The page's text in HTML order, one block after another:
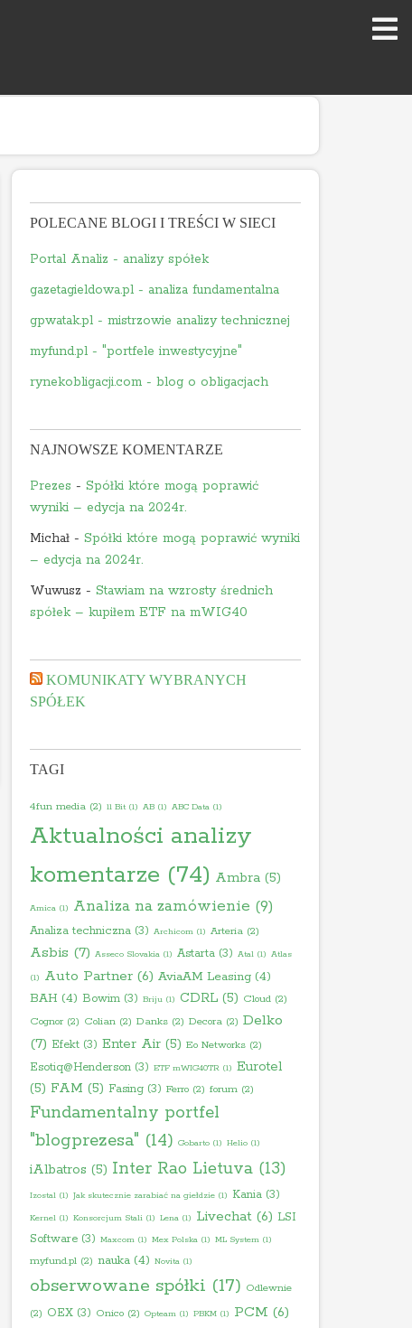
POLECANE BLOGI I TREŚCI W SIECI
Portal Analiz - analizy spółek
gazetagieldowa.pl - analiza fundamentalna
gpwatak.pl - mistrzowie analizy technicznej
myfund.pl - "portfele inwestycyjne"
rynekobligacji.com - blog o obligacjach
NAJNOWSZE KOMENTARZE
Prezes - Spółki które mogą poprawić
wyniki – edycja na 2024r.
Michał - Spółki które mogą poprawić wyniki
– edycja na 2024r.
Wuwusz - Stawiam na wzrosty średnich
spółek – kupiłem ETF na mWIG40
KOMUNIKATY WYBRANYCH
SPÓŁEK
TAGI
4fun media (2) 11 Bit(1) AB (1) ABC Data (1)
Aktualności analizy
komentarze (74) Ambra (5)
Amica (1) Analiza na zamówienie (9)
Analiza techniczna (3) Archicom (1) Arteria (2)
Asbis (7) Asseco Slovakia (1) Astarta (3) Atal (1) Atlas
(1) Auto Partner (6) AviaAM Leasing (4)
BAH (4) Bowim (3) Briju (1) CDRL (5) Cloud (2)
Cognor (2) Colian (2) Danks (2) Decora (2) Delko
(7) Efekt (3) Enter Air (5) Eo Networks (2)
Esotiq@Henderson (3) ETF mWIG40TR (1) Eurotel
(5) FAM (5) Fasing (3) Ferro (2) forum (2)
Fundamentalny portfel
"blogprezesa" (14) Gobarto (1) Helio (1)
iAlbatros (5) Inter Rao Lietuva (13)
Izostal (1) Jak skutecznie zarabiać na giełdzie (1) Kania (3)
Kernel (1) Konsorcjum Stali (1) Lena (1) Livechat (6) LSI
Software (3) Maxcom (1) Mex Polska (1) ML System (1)
myfund.pl (2) nauka (4) Novita (1)
obserwowane spółki (17) Odlewnie
(2) OEX (3) Onico (2) Opteam (1) PBKM (1) PCM (6)